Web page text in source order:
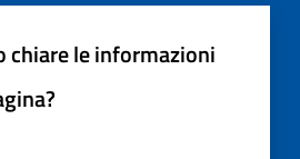
chiare le informazioni